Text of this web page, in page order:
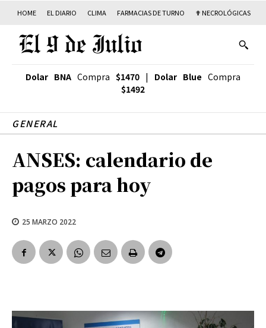
HOME EL DIARIO CLIMA FARMACIAS DE TURNO ✟ NECROLÓGICAS
Dolar BNA Compra $1470 | Dolar Blue Compra
$1492
GENERAL
ANSES: calendario de
pagos para hoy
25 MARZO 2022